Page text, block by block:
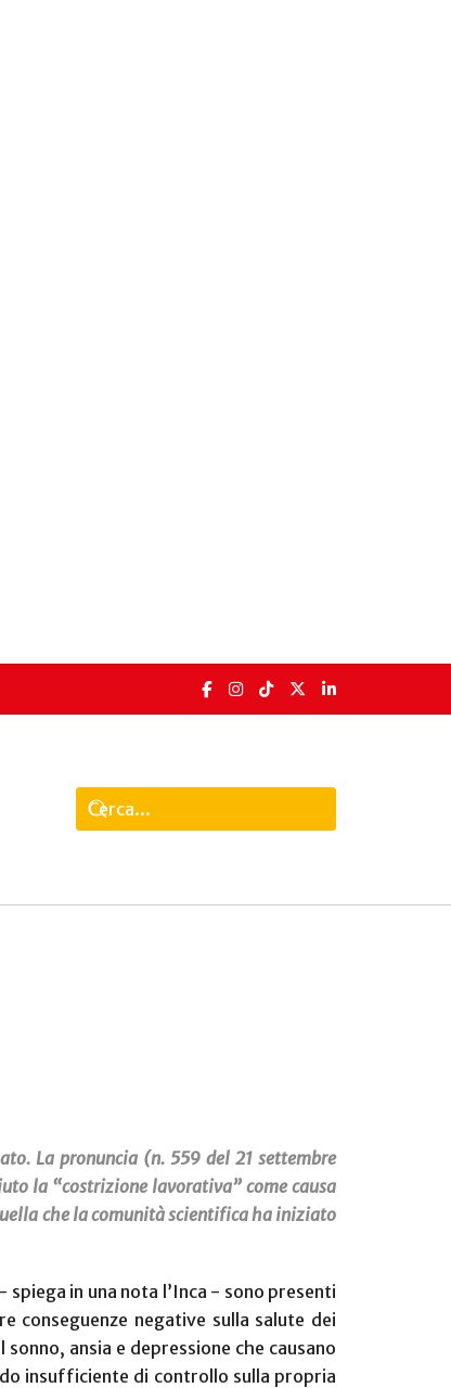
La pronuncia (n. 559 del 21 settembre
la “costrizione lavorativa” come causa
che la comunità scientifica ha iniziato
in una nota l’Inca - sono presenti
conseguenze negative sulla salute dei
ansia e depressione che causano
insufficiente di controllo sulla propria